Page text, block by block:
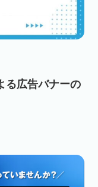
る広告バナーの